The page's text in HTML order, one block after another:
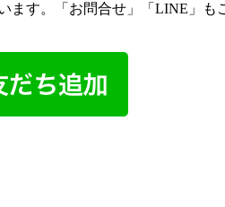
ます。「お問合せ」「LINE」も